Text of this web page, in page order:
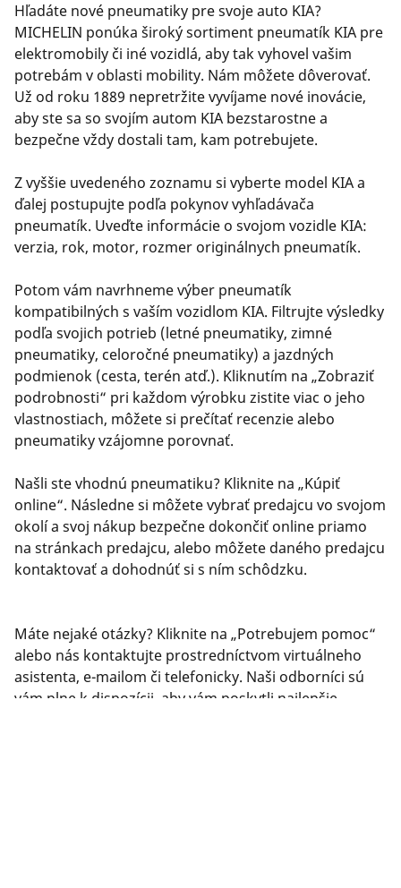
Hľadáte nové pneumatiky pre svoje auto KIA?
MICHELIN ponúka široký sortiment pneumatík KIA pre
elektromobily či iné vozidlá, aby tak vyhovel vašim
potrebám v oblasti mobility. Nám môžete dôverovať.
Už od roku 1889 nepretržite vyvíjame nové inovácie,
aby ste sa so svojím autom KIA bezstarostne a
bezpečne vždy dostali tam, kam potrebujete.
Z vyššie uvedeného zoznamu si vyberte model KIA a
ďalej postupujte podľa pokynov vyhľadávača
pneumatík. Uveďte informácie o svojom vozidle KIA:
verzia, rok, motor, rozmer originálnych pneumatík.
Potom vám navrhneme výber pneumatík
kompatibilných s vaším vozidlom KIA. Filtrujte výsledky
podľa svojich potrieb (letné pneumatiky, zimné
pneumatiky, celoročné pneumatiky) a jazdných
podmienok (cesta, terén atď.). Kliknutím na „Zobraziť
podrobnosti“ pri každom výrobku zistite viac o jeho
vlastnostiach, môžete si prečítať recenzie alebo
pneumatiky vzájomne porovnať.
Našli ste vhodnú pneumatiku? Kliknite na „Kúpiť
online“. Následne si môžete vybrať predajcu vo svojom
okolí a svoj nákup bezpečne dokončiť online priamo
na stránkach predajcu, alebo môžete daného predajcu
kontaktovať a dohodnúť si s ním schôdzku.
Máte nejaké otázky? Kliknite na „Potrebujem pomoc“
alebo nás kontaktujte prostredníctvom virtuálneho
asistenta, e-mailom či telefonicky. Naši odborníci sú
vám plne k dispozícii, aby vám poskytli najlepšie